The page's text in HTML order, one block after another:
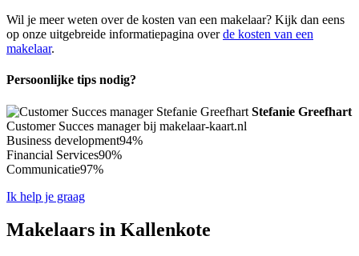
Wil je meer weten over de kosten van een makelaar? Kijk dan eens
op onze uitgebreide informatiepagina overde kosten van een
makelaar.
Persoonlijke tips nodig?
Stefanie Greefhart
Customer Succes manager bij makelaar-kaart.nl
Business development94%
Financial Services90%
Communicatie97%
Ik help je graag
Makelaars in Kallenkote